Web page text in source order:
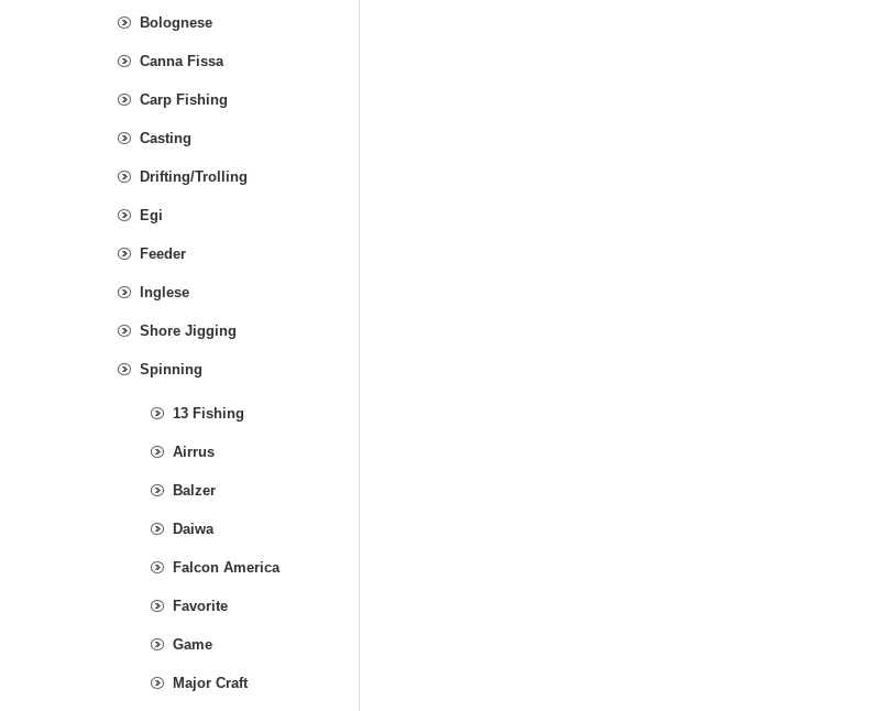
Bolognese
Canna Fissa
Carp Fishing
Casting
Drifting/Trolling
Egi
Feeder
Inglese
Shore Jigging
Spinning
13 Fishing
Airrus
Balzer
Daiwa
Falcon America
Favorite
Game
Major Craft